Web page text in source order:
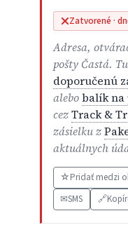
Zatvorené ·
Adresa,
pošty Častá.
doporučenú
alebobalík na
cezTrack &
zásielku z
aktuálnych
☆Pridať medzi
✉SMS 🔗